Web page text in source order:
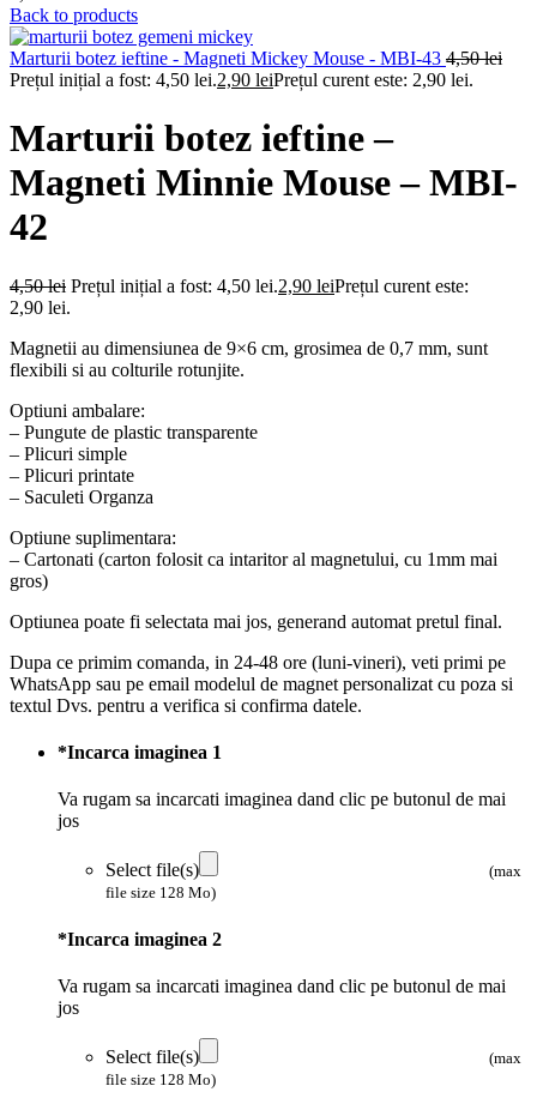
Back to products
Marturii botez ieftine - Magneti Mickey Mouse - MBI-43 4,50lei
Prețul inițial a fost: 4,50 lei.2,90 leiPrețul curent este: 2,90 lei.
Marturii botez ieftine –
Magneti Minnie Mouse – MBI-
42
4,50lei Prețul inițial a fost: 4,50 lei.2,90 leiPrețul curent este:
2,90 lei.
Magnetii au dimensiunea de 9×6 cm, grosimea de 0,7 mm, sunt
flexibili si au colturile rotunjite.
Optiuni ambalare:
– Pungute de plastic transparente
– Plicuri simple
– Plicuri printate
– Saculeti Organza
Optiune suplimentara:
– Cartonati (carton folosit ca intaritor al magnetului, cu 1mm mai
gros)
Optiunea poate fi selectata mai jos, generand automat pretul final.
Dupa ce primim comanda, in 24-48 ore (luni-vineri), veti primi pe
WhatsApp sau pe email modelul de magnet personalizat cu poza si
textul Dvs. pentru a verifica si confirma datele.
*Incarca imaginea 1
Va rugam sa incarcati imaginea dand clic pe butonul de mai
jos
Select file(s)
(max
file size 128 Mo)
*Incarca imaginea 2
Va rugam sa incarcati imaginea dand clic pe butonul de mai
jos
Select file(s)
(max
file size 128 Mo)